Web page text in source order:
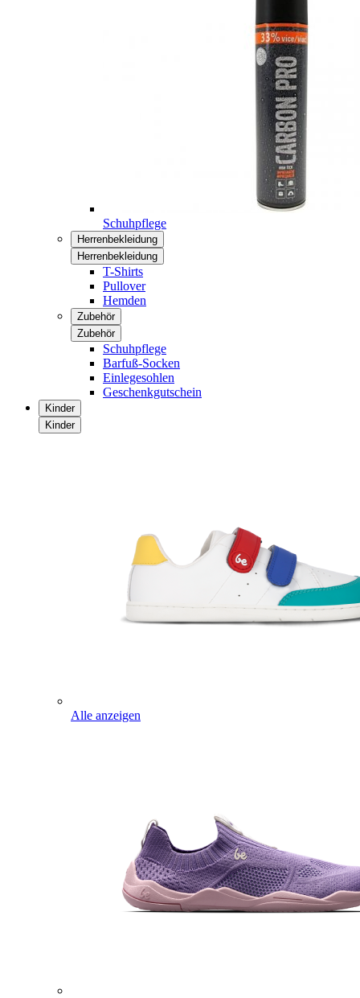
Schuhpflege
Herrenbekleidung
Herrenbekleidung
T-Shirts
Pullover
Hemden
Zubehör
Zubehör
Schuhpflege
Barfuß-Socken
Einlegesohlen
Geschenkgutschein
Kinder
Kinder
Alle anzeigen